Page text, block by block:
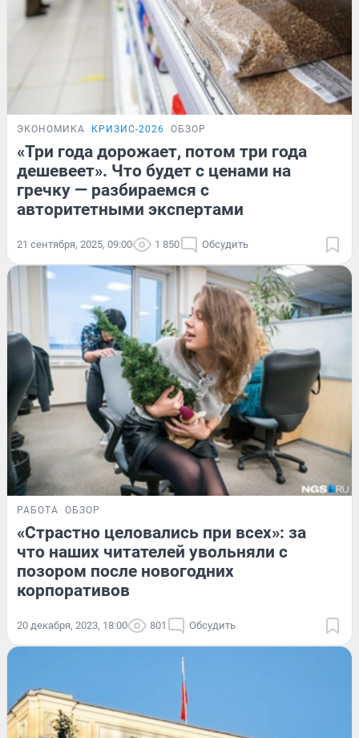
ЭКОНОМИКА КРИЗИС-2026 ОБЗОР
«Три года дорожает, потом три года
дешевеет». Что будет с ценами на
гречку — разбираемся с
авторитетными экспертами
21 сентября, 2025, 09:00 1 850 Обсудить
РАБОТА ОБЗОР
«Страстно целовались при всех»: за
что наших читателей увольняли с
позором после новогодних
корпоративов
20 декабря, 2023, 18:00 801 Обсудить